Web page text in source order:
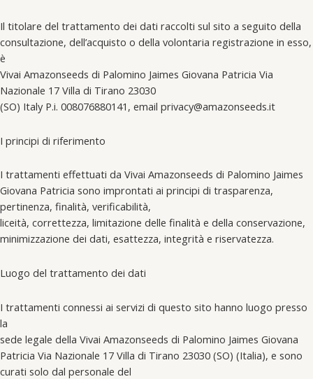
Il titolare del trattamento dei dati raccolti sul sito a seguito della
consultazione, dell’acquisto o della volontaria registrazione in esso,
è
Vivai Amazonseeds di Palomino Jaimes Giovana Patricia Via
Nazionale 17 Villa di Tirano 23030
(SO) Italy P.i. 008076880141, email privacy@amazonseeds.it
I principi di riferimento
I trattamenti effettuati da Vivai Amazonseeds di Palomino Jaimes
Giovana Patricia sono improntati ai principi di trasparenza,
pertinenza, finalità, verificabilità,
liceità, correttezza, limitazione delle finalità e della conservazione,
minimizzazione dei dati, esattezza, integrità e riservatezza.
Luogo del trattamento dei dati
I trattamenti connessi ai servizi di questo sito hanno luogo presso
la
sede legale della Vivai Amazonseeds di Palomino Jaimes Giovana
Patricia Via Nazionale 17 Villa di Tirano 23030 (SO) (Italia), e sono
curati solo dal personale del